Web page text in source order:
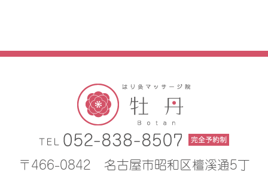
〒466-0842
名古屋市昭和区檀溪通5丁